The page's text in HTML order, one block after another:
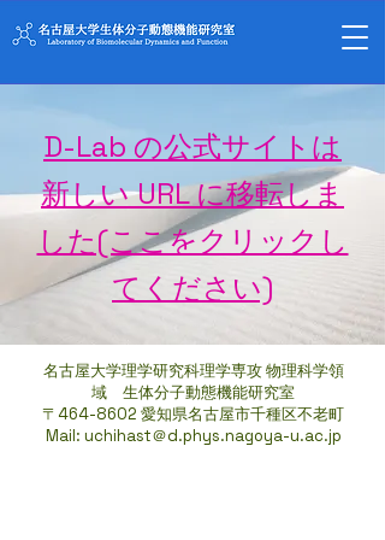
D-Lab の公式サイトは
新しい URL に移転しま
した(ここをクリックし
てください)
名古屋大学理学研究科理学専攻 物理科学領
域 生体分子動態機能研究室
〒464-8602 愛知県名古屋市千種区不老町
Mail: uchihast＠d.phys.nagoya-u.ac.jp